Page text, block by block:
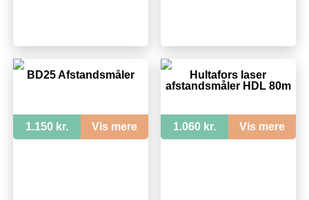
BD25 Afstandsmåler
1.150 kr. Vis mere
Hultafors laser
afstandsmåler HDL 80m
1.060 kr. Vis mere